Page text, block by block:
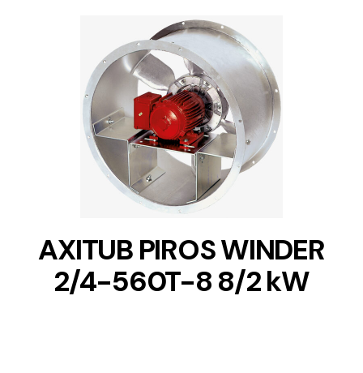
DETAILS
AXITUB PIROS WINDER
2/4-560T-8 8/2 kW